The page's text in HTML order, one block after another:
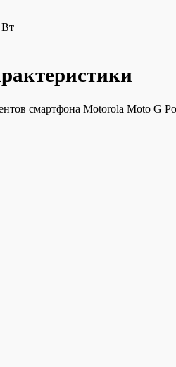
Вт
смартфона Motorola Moto G